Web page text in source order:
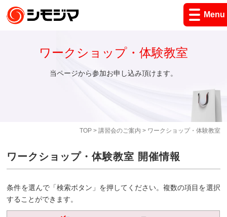
Menu
TOP> 講習会のご案内 > ワークショップ・体験教室
ワークショップ・体験教室
当ページから参加お申し込み頂けます。
ワークショップ・体験教室 開催情報
条件を選んで「検索ボタン」を押してください。複数の項目を選択
することができます。